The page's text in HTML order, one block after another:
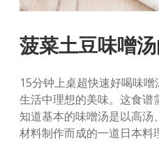
菠菜土豆味噌
15分钟上桌超快速好喝味
生活中理想的美味。这食
知道基本的味噌汤是以高
材料制作而成的一道日本料